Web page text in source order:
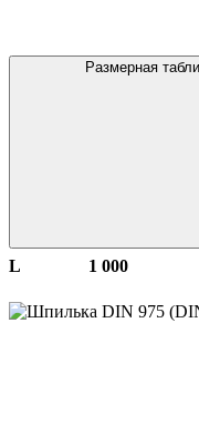
Размерная
L 1 000